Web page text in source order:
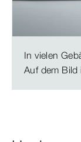
In vielen
Auf dem Bild